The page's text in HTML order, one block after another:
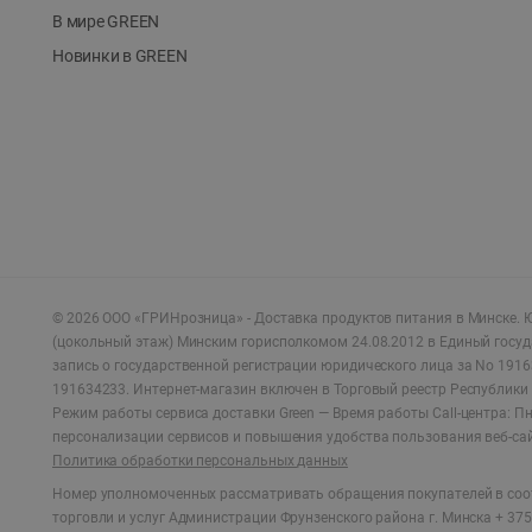
В мире GREEN
Новинки в GREEN
© 2026 ООО «ГРИНрозница» - Доставка продуктов питания в Минске.
(цокольный этаж) Минским горисполкомом 24.08.2012 в Единый
запись о государственной регистрации юридического лица за No
191634233. Интернет-магазин включен в Торговый реестр
Режим работы сервиса доставки Green — Время работы Call-центра:
персонализации сервисов и повышения удобства пользования веб-
Политика обработки персональных данных
Номер уполномоченных рассматривать обращения покупателей в
торговли и услуг Администрации Фрунзенского района г. Минска +